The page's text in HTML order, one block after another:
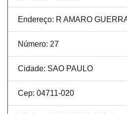
Endereço: R AMARO
Número: 27
Cidade: SAO PAULO
Cep: 04711-020